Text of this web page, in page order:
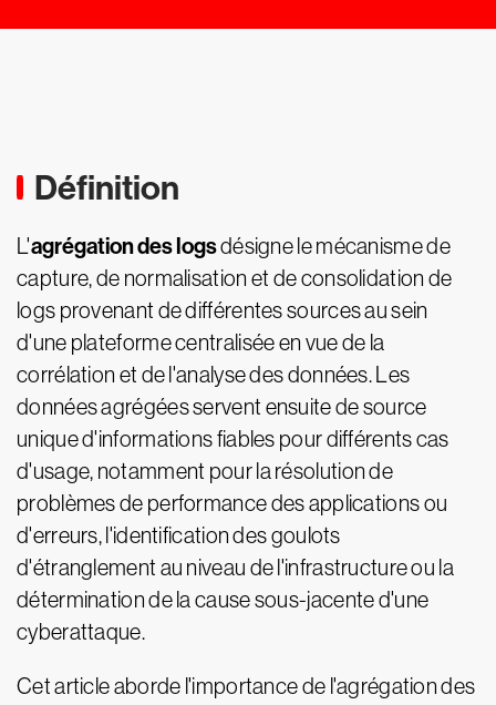
Définition
L'agrégation des logsdésigne le mécanisme de
capture, de normalisation et de consolidation de
logs provenant de différentes sources au sein
d'une plateforme centralisée en vue de la
corrélation et de l'analyse des données. Les
données agrégées servent ensuite de source
unique d'informations fiables pour différents cas
d'usage, notamment pour la résolution de
problèmes de performance des applications ou
d'erreurs, l'identification des goulots
d'étranglement au niveau de l'infrastructure ou la
détermination de la cause sous-jacente d'une
cyberattaque.
Cet article aborde l'importance de l'agrégation des